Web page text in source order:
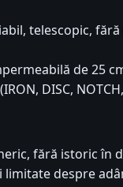
telescopic,
de 25
DISC, NOTCH,
fără istoric în
despre